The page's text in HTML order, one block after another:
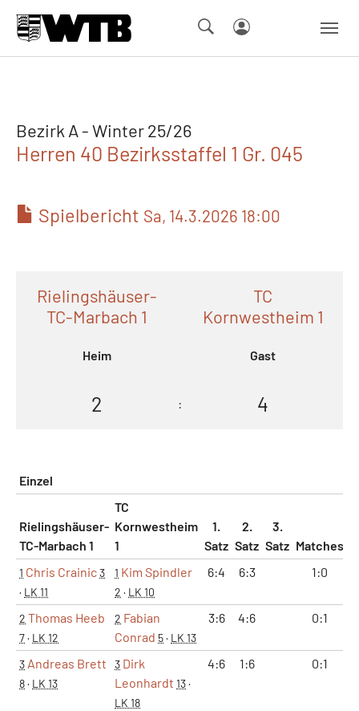
Bezirk A - Winter 25/26
Herren 40 Bezirksstaffel 1 Gr. 045
Spielbericht Sa, 14.3.2026 18:00
Rielingshäuser-
TC-Marbach 1
Heim
TC
Kornwestheim 1
Gast
2 : 4
Einzel
Rielingshäuser-
TC-Marbach 1
TC
Kornwestheim
1
1.
Satz
2.
Satz
3.
Satz Matches
1 Chris Crainic3
· LK 11
1 Kim Spindler
2 · LK 10
6:4 6:3 1:0
2 Thomas Heeb
7· LK 12
2 Fabian
Conrad 5· LK 13
3:6 4:6 0:1
3 Andreas Brett
8· LK 13
3 Dirk
Leonhardt 13·
LK 18
4:6 1:6 0:1